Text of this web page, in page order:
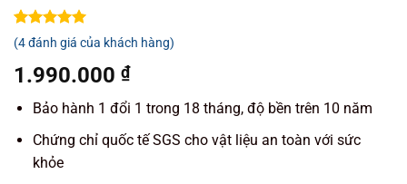
5trên 5
dựa trên
4
đánh giá
(4đánh giá của khách hàng)
1.990.000 ₫
Bảo hành 1 đổi 1 trong 18 tháng, độ bền trên 10 năm
Chứng chỉ quốc tế SGS cho vật liệu an toàn với sức
khỏe